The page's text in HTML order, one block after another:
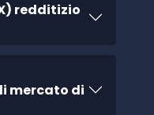
redditizio
mercato di